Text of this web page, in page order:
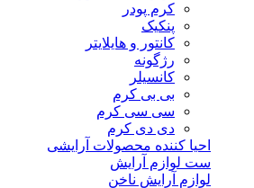
کرم پودر
پنکیک
کانتور و هایلایتر
رژگونه
کانسیلر
بی بی کرم
سی سی کرم
دی دی کرم
احیا کننده محصولات آرایشی
ست لوازم آرایش
لوازم آرایش ناخن